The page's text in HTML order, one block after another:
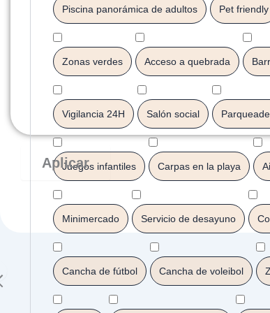
Piscina panorámica de adultos Pet friendly
Zonas verdes Acceso a quebrada
Vigilancia 24H Salón social
Juegos infantiles Carpas en la playa
Minimercado Servicio de desayuno
Cancha de fútbol Cancha de voleibol
Aplicar